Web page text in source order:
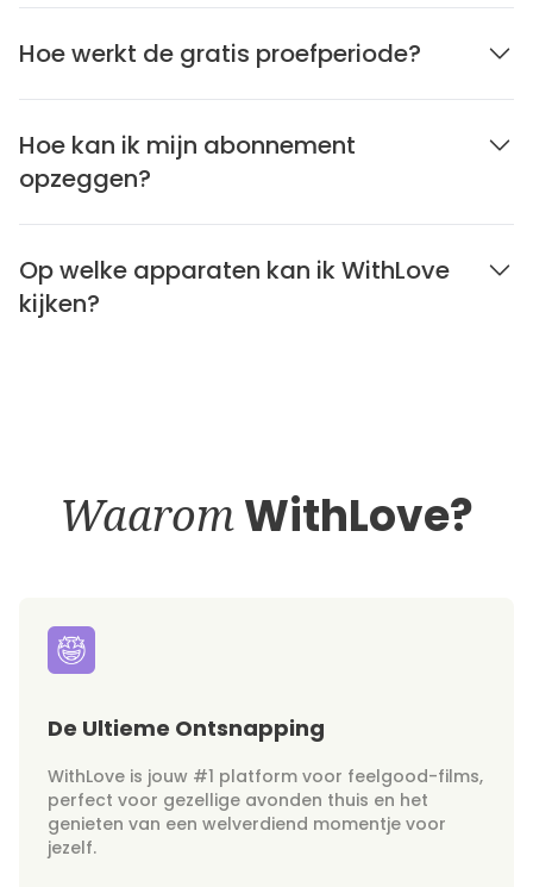
Hoe werkt de gratis proefperiode?
Hoe kan ik mijn abonnement
opzeggen?
Op welke apparaten kan ik WithLove
kijken?
WaaromWithLove?
De Ultieme Ontsnapping
WithLove is jouw #1 platform voor feelgood-films,
perfect voor gezellige avonden thuis en het
genieten van een welverdiend momentje voor
jezelf.